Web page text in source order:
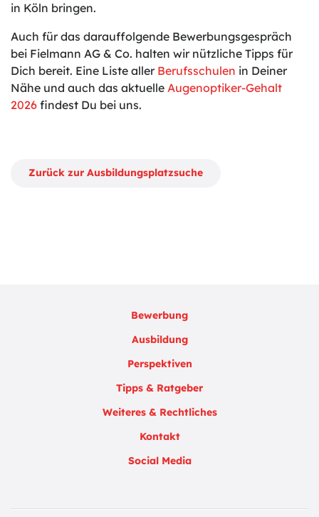
in Köln bringen.
Auch für das darauffolgende Bewerbungsgespräch
bei Fielmann AG & Co. halten wir nützliche Tipps für
Dich bereit. Eine Liste aller Berufsschulen in Deiner
Nähe und auch das aktuelle Augenoptiker-Gehalt
2026 findest Du bei uns.
Zurück zur Ausbildungsplatzsuche
Bewerbung
Ausbildung
Perspektiven
Tipps & Ratgeber
Weiteres & Rechtliches
Kontakt
Social Media